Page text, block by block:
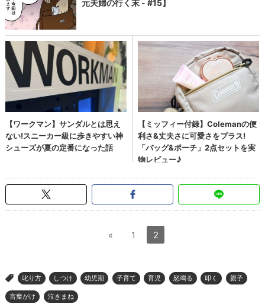
« 1 2
> 叱り方 しつけ 幼児期 子育て 育児 怒鳴る 叩く 親子
言葉がけ 泣きまね